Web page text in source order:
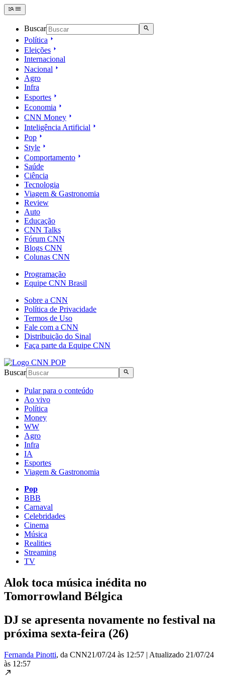
Buscar
Política
Eleições
Internacional
Nacional
Agro
Infra
Esportes
Economia
CNN Money
Inteligência Artificial
Pop
Style
Comportamento
Saúde
Ciência
Tecnologia
Viagem & Gastronomia
Review
Auto
Educação
CNN Talks
Fórum CNN
Blogs CNN
Colunas CNN
Programação
Equipe CNN Brasil
Sobre a CNN
Política de Privacidade
Termos de Uso
Fale com a CNN
Distribuição do Sinal
Faça parte da Equipe CNN
Buscar
Pular para o conteúdo
Ao vivo
Política
Money
WW
Agro
Infra
IA
Esportes
Viagem & Gastronomia
Pop
BBB
Carnaval
Celebridades
Cinema
Música
Realities
Streaming
TV
Alok toca música inédita no
Tomorrowland Bélgica
DJ se apresenta novamente no festival na
próxima sexta-feira (26)
Fernanda Pinotti, da CNN21/07/24 às 12:57 | Atualizado 21/07/24
às 12:57